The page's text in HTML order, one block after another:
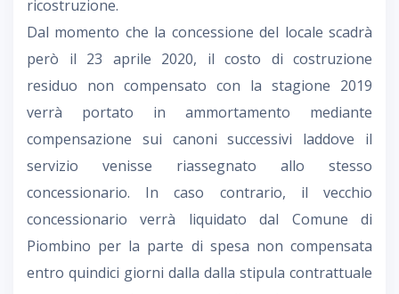
ricostruzione.
Dal momento che la concessione del locale scadrà
però il 23 aprile 2020, il costo di costruzione
residuo non compensato con la stagione 2019
verrà portato in ammortamento mediante
compensazione sui canoni successivi laddove il
servizio venisse riassegnato allo stesso
concessionario. In caso contrario, il vecchio
concessionario verrà liquidato dal Comune di
Piombino per la parte di spesa non compensata
entro quindici giorni dalla dalla stipula contrattuale